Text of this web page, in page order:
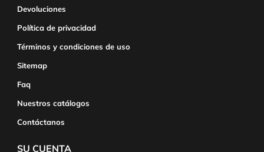
Devoluciones
Política de privacidad
Términos y condiciones de uso
Sitemap
Faq
Nuestros catálogos
Contáctanos
SU CUENTA